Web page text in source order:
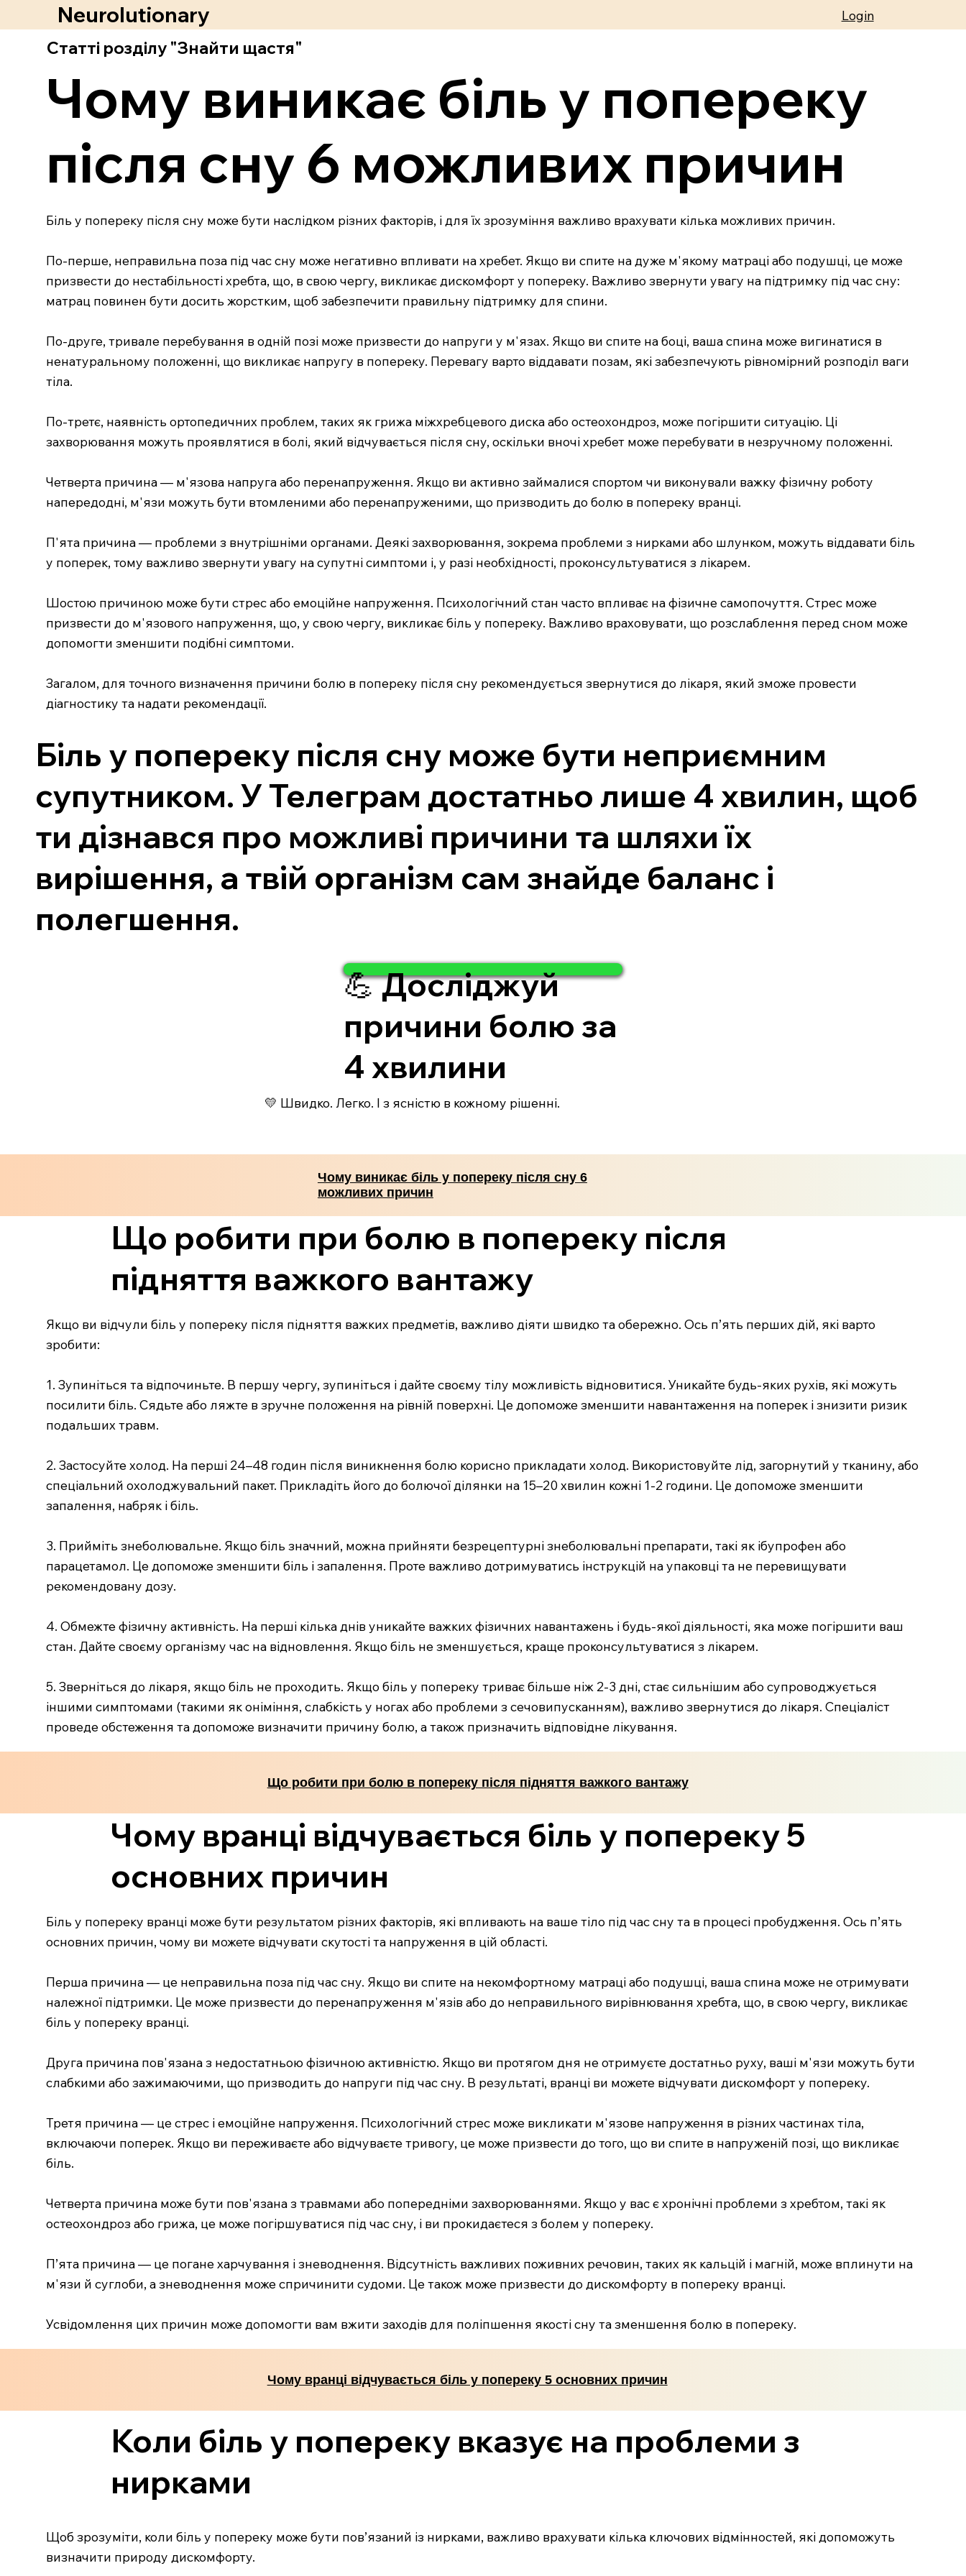
Neurolutionary Login
Статті розділу "Знайти щастя"
Чому виникає біль у попереку
після сну 6 можливих причин
Біль у попереку після сну може бути наслідком різних факторів, і для їх зрозуміння важливо врахувати кілька можливих причин.
По-перше, неправильна поза під час сну може негативно впливати на хребет. Якщо ви спите на дуже м'якому матраці або подушці, це може
призвести до нестабільності хребта, що, в свою чергу, викликає дискомфорт у попереку. Важливо звернути увагу на підтримку під час сну:
матрац повинен бути досить жорстким, щоб забезпечити правильну підтримку для спини.
По-друге, тривале перебування в одній позі може призвести до напруги у м'язах. Якщо ви спите на боці, ваша спина може вигинатися в
ненатуральному положенні, що викликає напругу в попереку. Перевагу варто віддавати позам, які забезпечують рівномірний розподіл ваги
тіла.
По-третє, наявність ортопедичних проблем, таких як грижа міжхребцевого диска або остеохондроз, може погіршити ситуацію. Ці
захворювання можуть проявлятися в болі, який відчувається після сну, оскільки вночі хребет може перебувати в незручному положенні.
Четверта причина — м'язова напруга або перенапруження. Якщо ви активно займалися спортом чи виконували важку фізичну роботу
напередодні, м'язи можуть бути втомленими або перенапруженими, що призводить до болю в попереку вранці.
П'ята причина — проблеми з внутрішніми органами. Деякі захворювання, зокрема проблеми з нирками або шлунком, можуть віддавати біль
у поперек, тому важливо звернути увагу на супутні симптоми і, у разі необхідності, проконсультуватися з лікарем.
Шостою причиною може бути стрес або емоційне напруження. Психологічний стан часто впливає на фізичне самопочуття. Стрес може
призвести до м'язового напруження, що, у свою чергу, викликає біль у попереку. Важливо враховувати, що розслаблення перед сном може
допомогти зменшити подібні симптоми.
Загалом, для точного визначення причини болю в попереку після сну рекомендується звернутися до лікаря, який зможе провести
діагностику та надати рекомендації.
Біль у попереку після сну може бути неприємним
супутником. У Телеграм достатньо лише 4 хвилин, щоб
ти дізнався про можливі причини та шляхи їх
вирішення, а твій організм сам знайде баланс і
полегшення.
💪 Досліджуй
причини болю за
4 хвилини
💛 Швидко. Легко. І з ясністю в кожному рішенні.
Чому виникає біль у попереку після сну 6
можливих причин
Що робити при болю в попереку після
підняття важкого вантажу
Якщо ви відчули біль у попереку після підняття важких предметів, важливо діяти швидко та обережно. Ось п’ять перших дій, які варто
зробити:
1. Зупиніться та відпочиньте. В першу чергу, зупиніться і дайте своєму тілу можливість відновитися. Уникайте будь-яких рухів, які можуть
посилити біль. Сядьте або ляжте в зручне положення на рівній поверхні. Це допоможе зменшити навантаження на поперек і знизити ризик
подальших травм.
2. Застосуйте холод. На перші 24–48 годин після виникнення болю корисно прикладати холод. Використовуйте лід, загорнутий у тканину, або
спеціальний охолоджувальний пакет. Прикладіть його до болючої ділянки на 15–20 хвилин кожні 1-2 години. Це допоможе зменшити
запалення, набряк і біль.
3. Прийміть знеболювальне. Якщо біль значний, можна прийняти безрецептурні знеболювальні препарати, такі як ібупрофен або
парацетамол. Це допоможе зменшити біль і запалення. Проте важливо дотримуватись інструкцій на упаковці та не перевищувати
рекомендовану дозу.
4. Обмежте фізичну активність. На перші кілька днів уникайте важких фізичних навантажень і будь-якої діяльності, яка може погіршити ваш
стан. Дайте своєму організму час на відновлення. Якщо біль не зменшується, краще проконсультуватися з лікарем.
5. Зверніться до лікаря, якщо біль не проходить. Якщо біль у попереку триває більше ніж 2-3 дні, стає сильнішим або супроводжується
іншими симптомами (такими як оніміння, слабкість у ногах або проблеми з сечовипусканням), важливо звернутися до лікаря. Спеціаліст
проведе обстеження та допоможе визначити причину болю, а також призначить відповідне лікування.
Що робити при болю в попереку після підняття важкого вантажу
Чому вранці відчувається біль у попереку 5
основних причин
Біль у попереку вранці може бути результатом різних факторів, які впливають на ваше тіло під час сну та в процесі пробудження. Ось п’ять
основних причин, чому ви можете відчувати скутості та напруження в цій області.
Перша причина — це неправильна поза під час сну. Якщо ви спите на некомфортному матраці або подушці, ваша спина може не отримувати
належної підтримки. Це може призвести до перенапруження м'язів або до неправильного вирівнювання хребта, що, в свою чергу, викликає
біль у попереку вранці.
Друга причина пов'язана з недостатньою фізичною активністю. Якщо ви протягом дня не отримуєте достатньо руху, ваші м'язи можуть бути
слабкими або зажимаючими, що призводить до напруги під час сну. В результаті, вранці ви можете відчувати дискомфорт у попереку.
Третя причина — це стрес і емоційне напруження. Психологічний стрес може викликати м'язове напруження в різних частинах тіла,
включаючи поперек. Якщо ви переживаєте або відчуваєте тривогу, це може призвести до того, що ви спите в напруженій позі, що викликає
біль.
Четверта причина може бути пов'язана з травмами або попередніми захворюваннями. Якщо у вас є хронічні проблеми з хребтом, такі як
остеохондроз або грижа, це може погіршуватися під час сну, і ви прокидаєтеся з болем у попереку.
П’ята причина — це погане харчування і зневоднення. Відсутність важливих поживних речовин, таких як кальцій і магній, може вплинути на
м'язи й суглоби, а зневоднення може спричинити судоми. Це також може призвести до дискомфорту в попереку вранці.
Усвідомлення цих причин може допомогти вам вжити заходів для поліпшення якості сну та зменшення болю в попереку.
Чому вранці відчувається біль у попереку 5 основних причин
Коли біль у попереку вказує на проблеми з
нирками
Щоб зрозуміти, коли біль у попереку може бути пов’язаний із нирками, важливо врахувати кілька ключових відмінностей, які допоможуть
визначити природу дискомфорту.